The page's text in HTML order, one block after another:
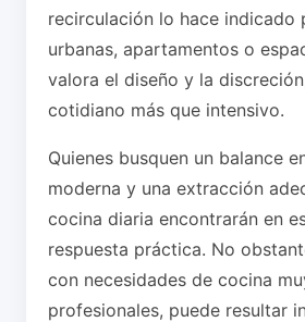
recirculación lo hace indicado
urbanas, apartamentos o
valora el diseño y la
cotidiano más que intensivo.
Quienes busquen un balance
moderna y una extracción
cocina diaria encontrarán en
respuesta práctica. No
con necesidades de cocina
profesionales, puede resultar